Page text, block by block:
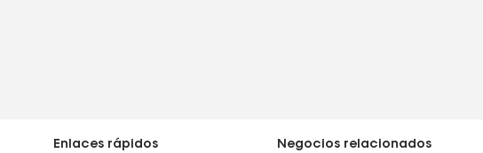
Enlaces rápidos Negocios relacionados